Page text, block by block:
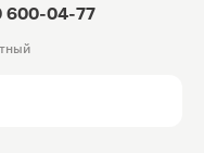
600-04-77